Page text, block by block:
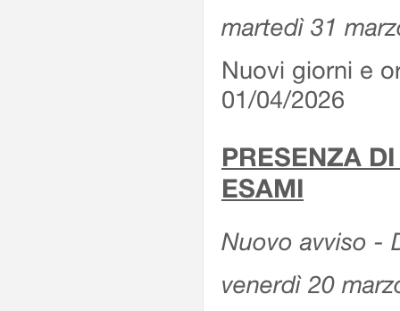
martedì 31
Nuovi giorni e
01/04/2026
PRESENZA
ESAMI
Nuovo avviso -
venerdì 20